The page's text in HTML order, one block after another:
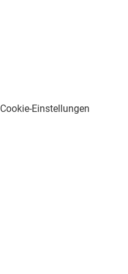
Cookie-Einstellungen